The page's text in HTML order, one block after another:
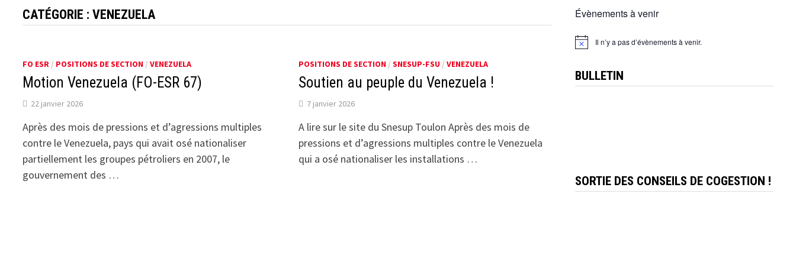
CATÉGORIE :VENEZUELA
FO ESR / POSITIONS DE SECTION /VENEZUELA
Motion Venezuela (FO-ESR 67)
22 janvier 2026
Après des mois de pressions et d’agressions multiples
contre le Venezuela, pays qui avait osé nationaliser
partiellement les groupes pétroliers en 2007, le
gouvernement des …
POSITIONS DE SECTION/ SNESUP-FSU/ VENEZUELA
Soutien au peuple du Venezuela !
7 janvier 2026
A lire sur le site du Snesup Toulon Après des mois de
pressions et d’agressions multiples contre le Venezuela
qui a osé nationaliser les installations …
Évènements à venir
Notice Il n’y a pas d’évènements à venir.
BULLETIN
SORTIE DES CONSEILS DE COGESTION !